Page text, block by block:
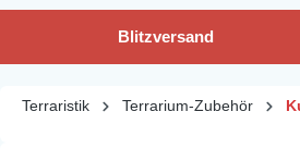
Blitzversand
Terraristik Terrarium-Zubehör